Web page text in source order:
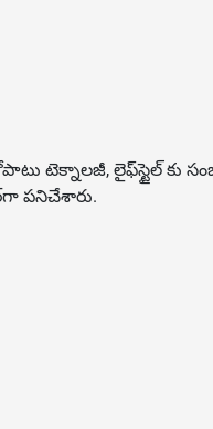
టెక్నాల‌జీ, లైఫ్‌స్టైల్‌ కు
ప‌నిచేశారు.